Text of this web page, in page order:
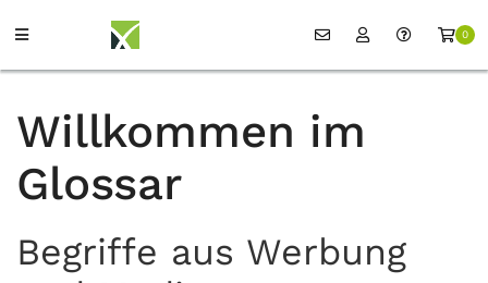
0
Willkommen im
Glossar
Begriffe aus Werbung